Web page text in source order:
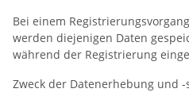
Bei einem
werden diejenigen Daten
während der Registrierung
Zweck der Datenerhebung und